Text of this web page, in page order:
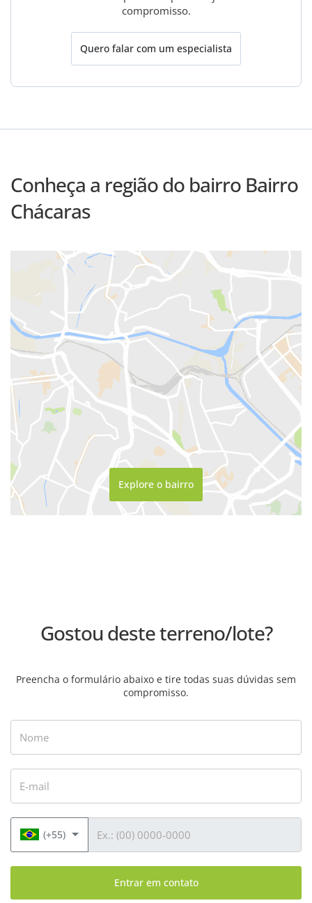
compromisso.
Quero falar com um especialista
Conheça a região do bairro Bairro
Chácaras
Explore o bairro
Gostou deste terreno/lote?
Preencha o formulário abaixo e tire todas suas dúvidas sem
compromisso.
(+55)
Entrar em contato